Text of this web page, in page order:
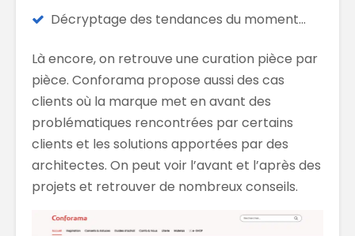
Décryptage des tendances du moment…
Là encore, on retrouve une curation pièce par
pièce. Conforama propose aussi des cas
clients où la marque met en avant des
problématiques rencontrées par certains
clients et les solutions apportées par des
architectes. On peut voir l’avant et l’après des
projets et retrouver de nombreux conseils.